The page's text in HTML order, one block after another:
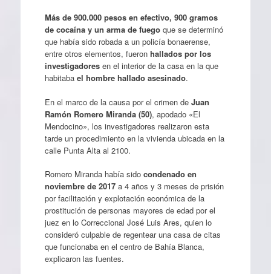
Más de 900.000 pesos en efectivo, 900 gramos
de cocaína y un arma de fuegoque se determinó
que había sido robada a un policía bonaerense,
entre otros elementos, fueron hallados por los
investigadoresen el interior de la casa en la que
habitaba el hombre hallado asesinado.
En el marco de la causa por el crimen de Juan
Ramón Romero Miranda (50), apodado «El
Mendocino», los investigadores realizaron esta
tarde un procedimiento en la vivienda ubicada en la
calle Punta Alta al 2100.
Romero Miranda había sido condenado en
noviembre de 2017a 4 años y 3 meses de prisión
por facilitación y explotación económica de la
prostitución de personas mayores de edad por el
juez en lo Correccional José Luis Ares, quien lo
consideró culpable de regentear una casa de citas
que funcionaba en el centro de Bahía Blanca,
explicaron las fuentes.